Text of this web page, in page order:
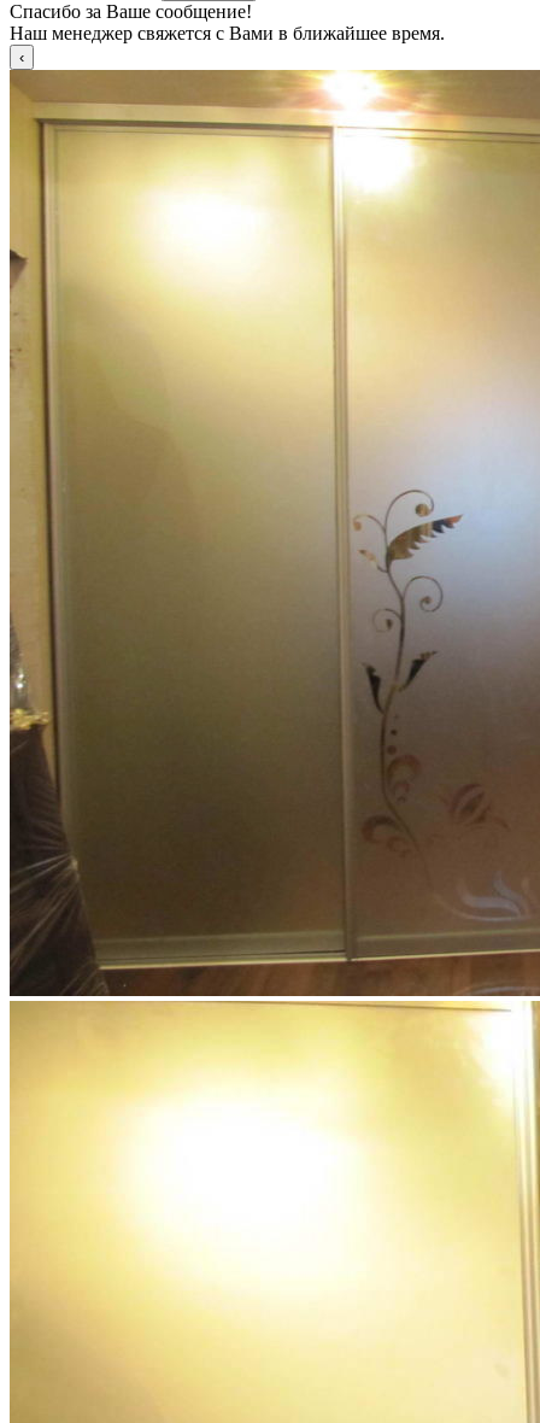
Спасибо за Ваше сообщение!
Наш менеджер свяжется с Вами в ближайшее время.